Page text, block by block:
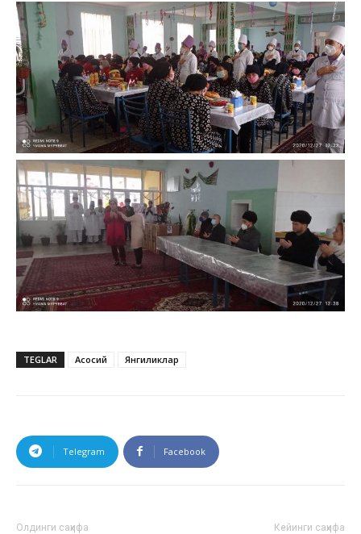
TEGLAR Асосий Янгиликлар
Telegram Facebook
Олдинги саҳифа Кейинги саҳифа